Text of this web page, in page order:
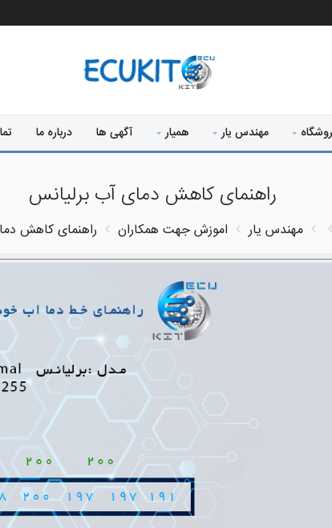
مهندس یار همیار آگهی ها درباره ما
راهنمای کاهش دمای آب برلیانس
مهندس یار اموزش جهت همکاران راهنمای کاهش